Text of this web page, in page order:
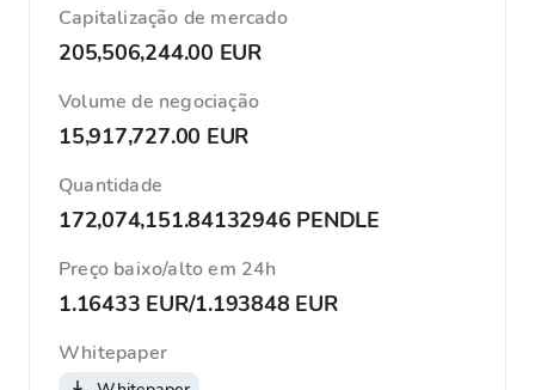
Capitalização de mercado
205,506,244.00 EUR
Volume de negociação
15,917,727.00 EUR
Quantidade
172,074,151.84132946 PENDLE
Preço baixo/alto em 24h
1.16433 EUR/1.193848 EUR
Whitepaper